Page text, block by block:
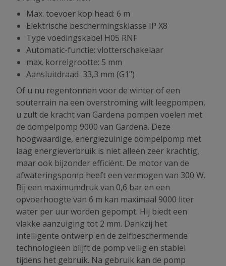
Max. toevoer kop head: 6 m
Elektrische beschermingsklasse IP X8
Type voedingskabel H05 RNF
Automatic-functie: vlotterschakelaar
max. korrelgrootte: 5 mm
Aansluitdraad 33,3 mm (G1")
Of u nu regentonnen voor de winter of een
souterrain na een overstroming wilt leegpompen,
u zult de kracht van Gardena pompen voelen met
de dompelpomp 9000 van Gardena. Deze
hoogwaardige, energiezuinige dompelpomp met
laag energieverbruik is niet alleen zeer krachtig,
maar ook bijzonder efficiënt. De motor van de
afwateringspomp heeft een vermogen van 300 W.
Bij een maximumdruk van 0,6 bar en een
opvoerhoogte van 6 m kan maximaal 9000 liter
water per uur worden gepompt. Hij biedt een
vlakke aanzuiging tot 2 mm. Dankzij het
intelligente ontwerp en de zelfbeschermende
technologieën blijft de pomp veilig en stabiel
tijdens het gebruik. Na gebruik kan de pomp